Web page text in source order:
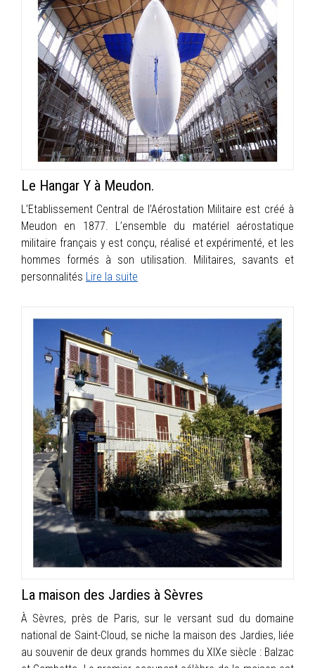
Le Hangar Y à Meudon.
L’Etablissement Central de l’Aérostation Militaire est créé à
Meudon en 1877. L’ensemble du matériel aérostatique
militaire français y est conçu, réalisé et expérimenté, et les
hommes formés à son utilisation. Militaires, savants et
personnalités Lire la suite
La maison des Jardies à Sèvres
À Sèvres, près de Paris, sur le versant sud du domaine
national de Saint-Cloud, se niche la maison des Jardies, liée
au souvenir de deux grands hommes du XIXe siècle : Balzac